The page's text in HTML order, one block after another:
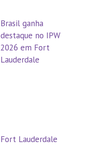
Brasil ganha
destaque no IPW
2026 em Fort
Lauderdale
Fort Lauderdale